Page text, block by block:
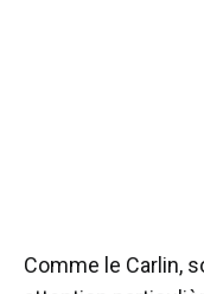
Comme le Carlin,